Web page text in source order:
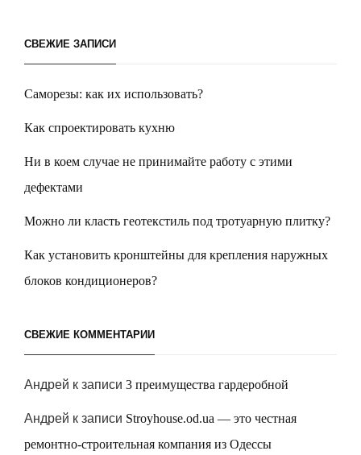
СВЕЖИЕ ЗАПИСИ
Саморезы: как их использовать?
Как спроектировать кухню
Ни в коем случае не принимайте работу с этими
дефектами
Можно ли класть геотекстиль под тротуарную плитку?
Как установить кронштейны для крепления наружных
блоков кондиционеров?
СВЕЖИЕ КОММЕНТАРИИ
Андрей к записи 3 преимущества гардеробной
Андрей к записи Stroyhouse.od.ua — это честная
ремонтно-строительная компания из Одессы